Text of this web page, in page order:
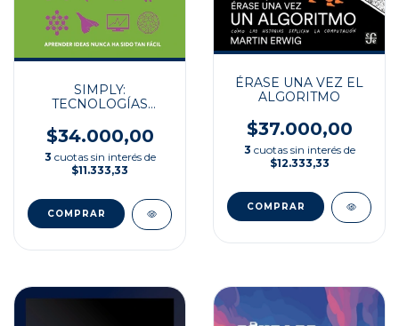
SIMPLY:
TECNOLOGÍAS
$34.000,00
3 cuotas sin interés de
$11.333,33
ÉRASE UNA VEZ EL
ALGORITMO
$37.000,00
3 cuotas sin interés de
$12.333,33